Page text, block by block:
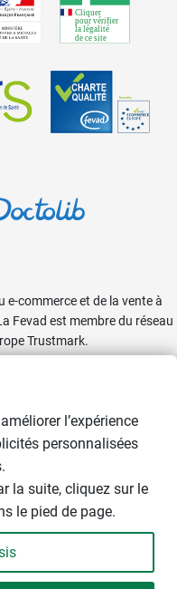
+
e-commerce et de la vente à
Fevad est membre du réseau
Trustmark.
l’expérience
personnalisées
la suite, cliquez sur le
le pied de page.